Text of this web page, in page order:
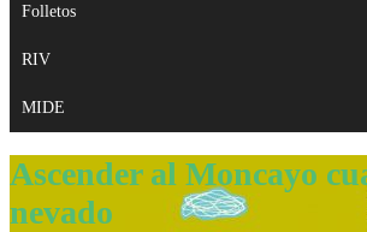
Folletos
RIV
MIDE
Ascender al Moncayo
nevado